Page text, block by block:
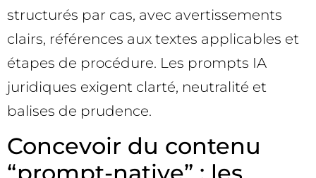
structurés par cas, avec avertissements
clairs, références aux textes applicables et
étapes de procédure. Les prompts IA
juridiques exigent clarté, neutralité et
balises de prudence.
Concevoir du contenu